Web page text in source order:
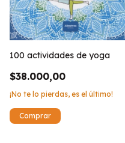
100 actividades de yoga
$38.000,00
¡No te lo pierdas, es el último!